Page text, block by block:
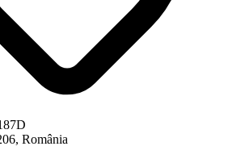
România